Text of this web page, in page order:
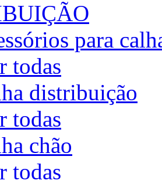
para
todas
distribuição
todas
chão
todas